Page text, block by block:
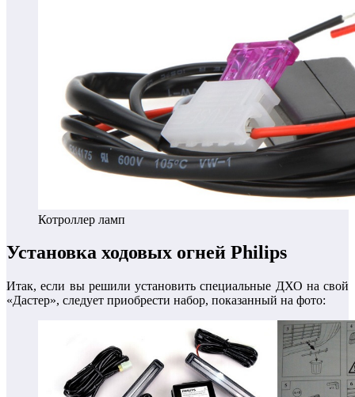
Котроллер ламп
Установка ходовых огней Philips
Итак, если вы решили установить специальные ДХО на свой
«Дастер», следует приобрести набор, показанный на фото: